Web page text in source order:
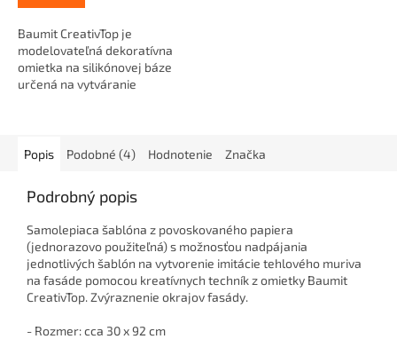
hviezdičiek.
Baumit CreativTop je
modelovateľná dekoratívna
omietka na silikónovej báze
určená na vytváranie
Popis Podobné (4) Hodnotenie Značka
Podrobný popis
Samolepiaca šablóna z povoskovaného papiera
(jednorazovo použiteľná) s možnosťou nadpájania
jednotlivých šablón na vytvorenie imitácie tehlového muriva
na fasáde pomocou kreatívnych techník z omietky Baumit
CreativTop. Zvýraznenie okrajov fasády.
- Rozmer: cca 30 x 92 cm